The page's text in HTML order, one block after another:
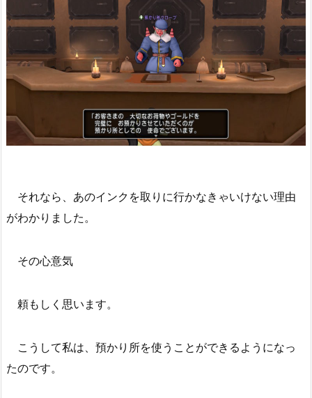
それなら、あのインクを取りに行かなきゃいけない理由
がわかりました。
その心意気
頼もしく思います。
こうして私は、預かり所を使うことができるようになっ
たのです。